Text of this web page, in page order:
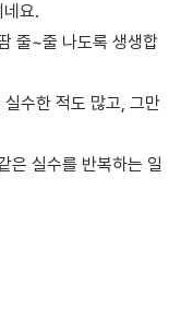
요.
줄~줄 나도록 생생합
수한 적도 많고, 그만
은 실수를 반복하는 일